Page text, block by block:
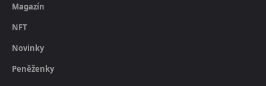
Magazín
NFT
Novinky
Peněženky